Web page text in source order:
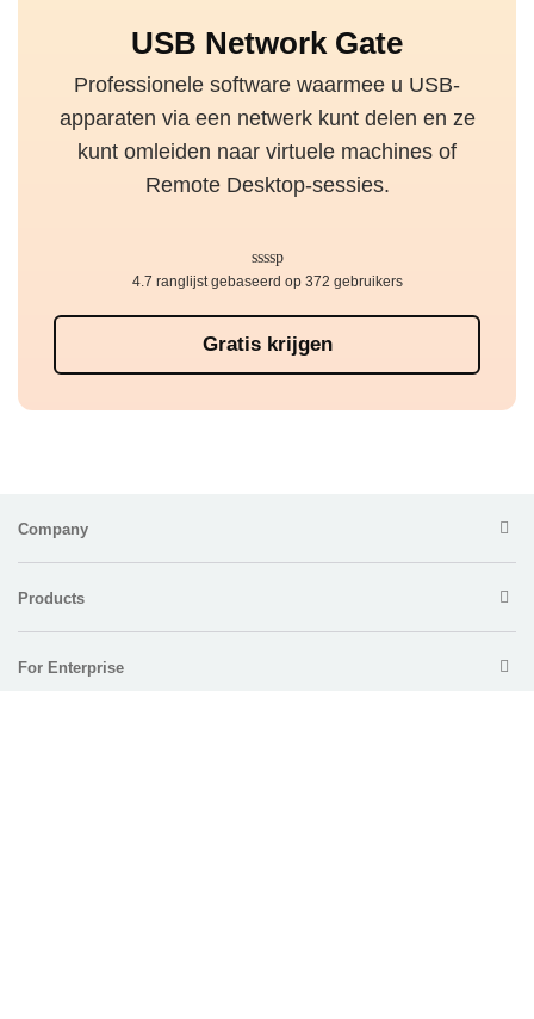
USB Network Gate
Professionele software waarmee u USB-
apparaten via een netwerk kunt delen en ze
kunt omleiden naar virtuele machines of
Remote Desktop-sessies.
Gratis krijgen
4.7 ranglijst gebaseerd op 372 gebruikers
Company
Products
For Enterprise